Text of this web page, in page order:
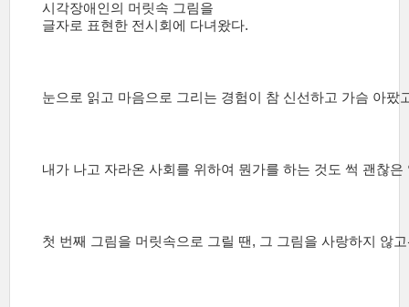
시각장애인의 머릿속 그림을
글자로 표현한 전시회에 다녀왔다.
눈으로 읽고 마음으로 그리는 경험이 참 신선하고 가슴 아팠
내가 나고 자라온 사회를 위하여 뭔가를 하는 것도 썩 괜찮은
첫 번째 그림을 머릿속으로 그릴 땐, 그 그림을 사랑하지 않